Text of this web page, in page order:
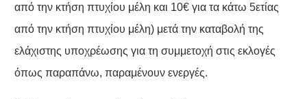
από την κτήση πτυχίου μέλη και 10€ για τα κάτω 5ετίας
από την κτήση πτυχίου μέλη) μετά την καταβολή της
ελάχιστης υποχρέωσης για τη συμμετοχή στις εκλογές
όπως παραπάνω, παραμένουν ενεργές.